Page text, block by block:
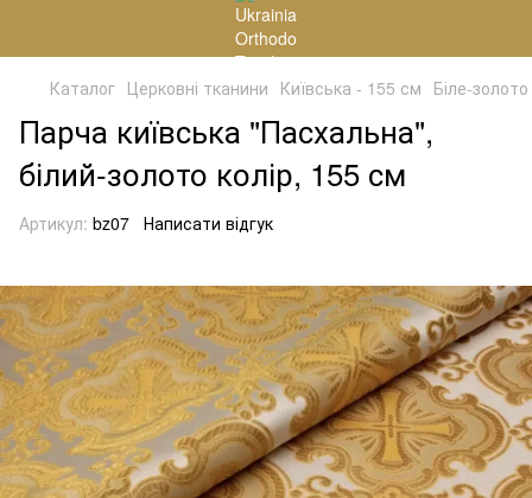
Каталог Церковні тканини Київська - 155 см Біле-золото
Парча київська "Пасхальна",
білий-золото колір, 155 см
Артикул: bz07 Написати відгук